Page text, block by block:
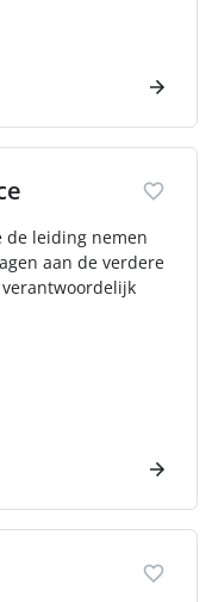
de leiding nemen
aan de verdere